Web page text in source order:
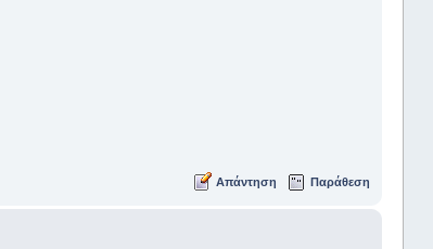
Απάντηση Παράθεση